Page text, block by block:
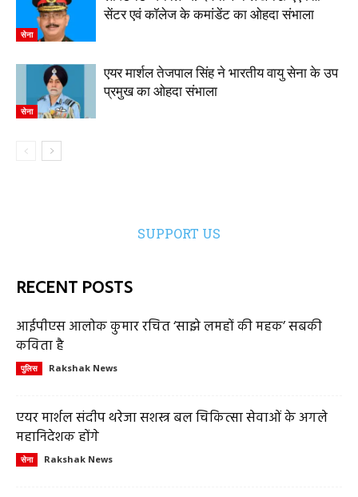
सेना
सेंटर एवं कॉलेज के कमांडेंट का ओहदा संभाला
सेना
एयर मार्शल तेजपाल सिंह ने भारतीय वायु सेना के उप
प्रमुख का ओहदा संभाला
SUPPORT US
RECENT POSTS
आईपीएस आलोक कुमार रचित ‘साझे लमहों की महक’ सबकी
कविता है
पुलिस Rakshak News
एयर मार्शल संदीप थरेजा सशस्त्र बल चिकित्सा सेवाओं के अगले
महानिदेशक होंगे
सेना Rakshak News